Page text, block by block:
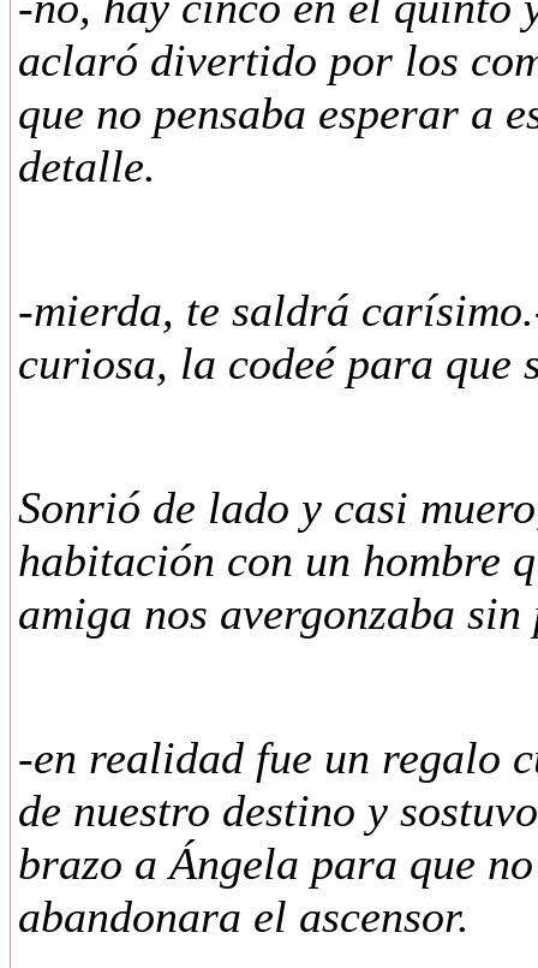
aclaró divertido por los
que no pensaba esperar a
detalle.
-mierda, te saldrá
curiosa, la codeé para que
Sonrió de lado y casi
habitación con un hombre
amiga nos avergonzaba sin
-en realidad fue un regalo
de nuestro destino y
brazo a Ángela para que
abandonara el ascensor.